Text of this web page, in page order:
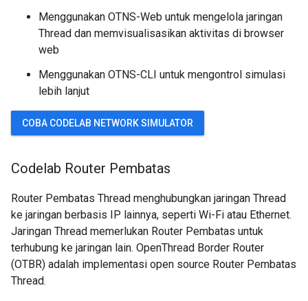
Menggunakan OTNS-Web untuk mengelola jaringan
Thread dan memvisualisasikan aktivitas di browser
web
Menggunakan OTNS-CLI untuk mengontrol simulasi
lebih lanjut
COBA CODELAB NETWORK SIMULATOR
Codelab Router Pembatas
Router Pembatas Thread menghubungkan jaringan Thread
ke jaringan berbasis IP lainnya, seperti Wi-Fi atau Ethernet.
Jaringan Thread memerlukan Router Pembatas untuk
terhubung ke jaringan lain. OpenThread Border Router
(OTBR) adalah implementasi open source Router Pembatas
Thread.